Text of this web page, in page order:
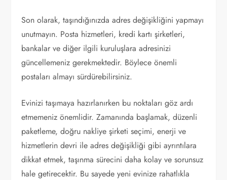
Son olarak, taşındığınızda adres değişikliğini yapmayı
unutmayın. Posta hizmetleri, kredi kartı şirketleri,
bankalar ve diğer ilgili kuruluşlara adresinizi
güncellemeniz gerekmektedir. Böylece önemli
postaları almayı sürdürebilirsiniz.
Evinizi taşımaya hazırlanırken bu noktaları göz ardı
etmemeniz önemlidir. Zamanında başlamak, düzenli
paketleme, doğru nakliye şirketi seçimi, enerji ve
hizmetlerin devri ile adres değişikliği gibi ayrıntılara
dikkat etmek, taşınma sürecini daha kolay ve sorunsuz
hale getirecektir. Bu sayede yeni evinize rahatlıkla